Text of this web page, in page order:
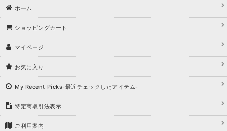
ホーム
ショッピングカート
マイページ
お気に入り
My Recent Picks-最近チェックしたアイテム-
特定商取引法表示
ご利用案内